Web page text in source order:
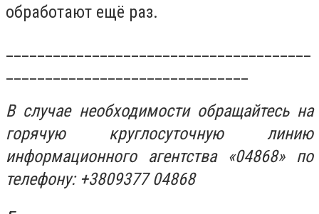
обработают ещё раз.
В случае необходимости обращайтесь на
горячую круглосуточную линию
информационного агентства «04868» по
телефону: +3809377 04868